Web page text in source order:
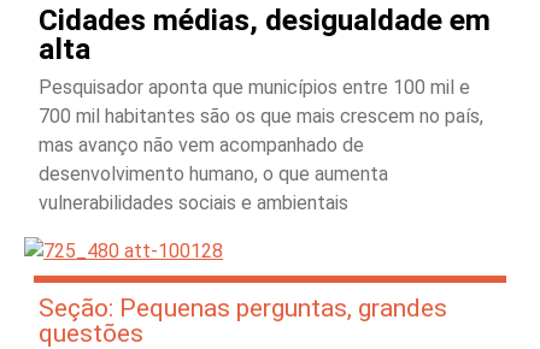
Cidades médias, desigualdade em
alta
Pesquisador aponta que municípios entre 100 mil e
700 mil habitantes são os que mais crescem no país,
mas avanço não vem acompanhado de
desenvolvimento humano, o que aumenta
vulnerabilidades sociais e ambientais
Seção: Pequenas perguntas, grandes
questões